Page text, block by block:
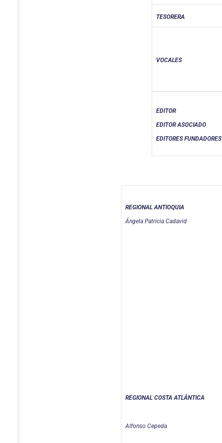
TESORERA
VOCALES
EDITOR
EDITOR ASOCIADO
EDITORES FUNDADORES
REGIONAL ANTIOQUIA
Ángela Patricia Cadavid
REGIONAL COSTA ATLÁNTICA
Alfonso Cepeda